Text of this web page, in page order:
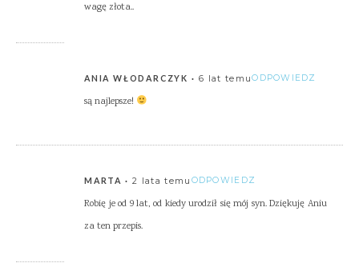
wagę złota..
ANIA WŁODARCZYK 6 lat temuODPOWIEDZ
są najlepsze!
MARTA 2 lata temu ODPOWIEDZ
Robię je od 9 lat, od kiedy urodził się mój syn. Dziękuję Aniu
za ten przepis.